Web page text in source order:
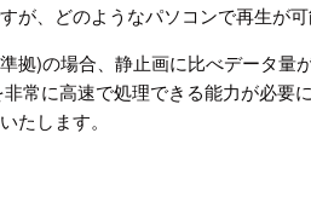
が、どのようなパソコンで再生が可
拠)の場合、静止画に比べデータ量
常に高速で処理できる能力が必要
たします。